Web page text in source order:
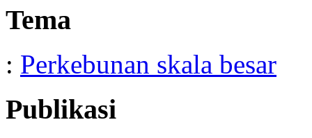
Tema
: Perkebunan skala besar
Publikasi